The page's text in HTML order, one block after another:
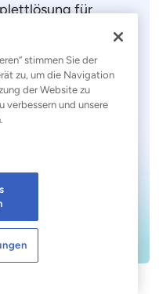
für
IT. Durch die
wichtiger IT-
sie den
und
365
stimmen Sie der
zu, um die Navigation
der Website zu
verbessern und unsere